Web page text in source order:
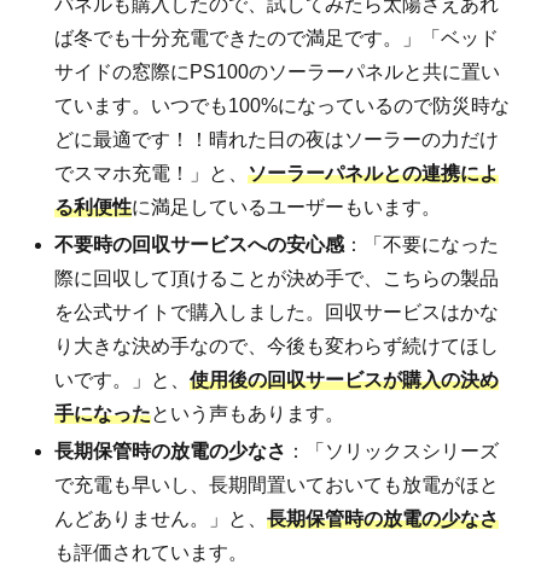
ば冬でも十分充電できたので満足です。」「ベッド
サイドの窓際にPS100のソーラーパネルと共に置い
ています。いつでも100%になっているので防災時な
どに最適です！！晴れた日の夜はソーラーの力だけ
でスマホ充電！」と、ソーラーパネルとの連携によ
る利便性に満足しているユーザーもいます。
不要時の回収サービスへの安心感 ：「不要になった
際に回収して頂けることが決め手で、こちらの製品
を公式サイトで購入しました。回収サービスはかな
り大きな決め手なので、今後も変わらず続けてほし
いです。」と、使用後の回収サービスが購入の決め
手になったという声もあります。
長期保管時の放電の少なさ ：「ソリックスシリーズ
で充電も早いし、長期間置いておいても放電がほと
んどありません。」と、長期保管時の放電の少なさ
も評価されています。